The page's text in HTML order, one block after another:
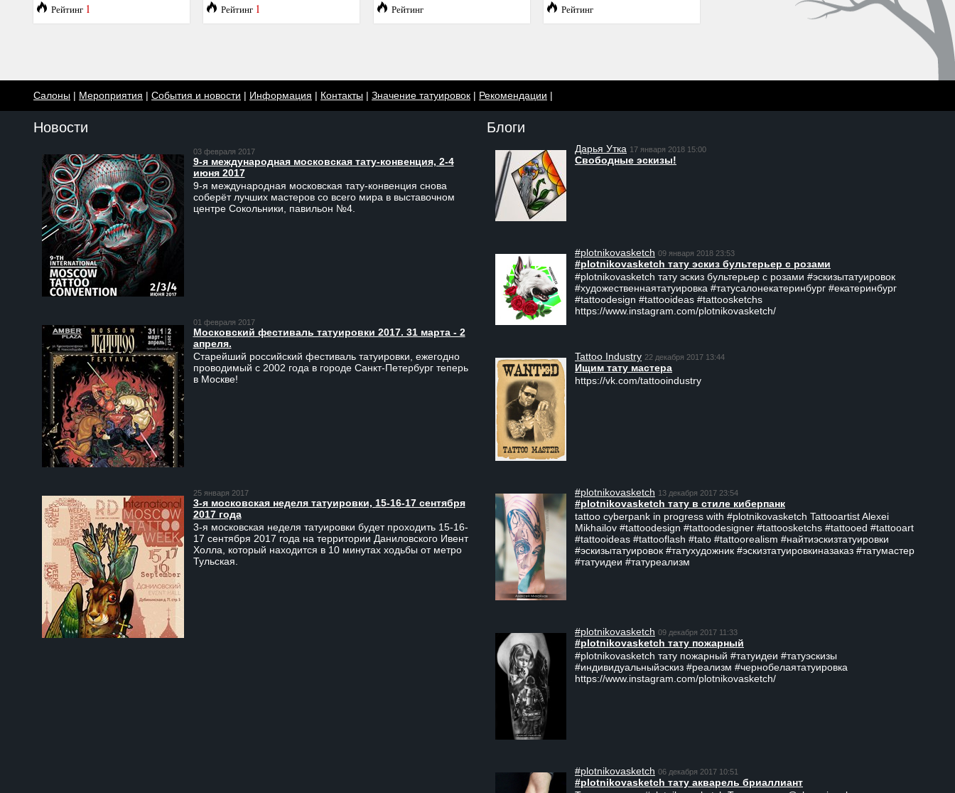
Рейтинг 1 Рейтинг 1 Рейтинг Рейтинг
Салоны | Мероприятия | События и новости | Информация | Контакты | Значение татуировок | Рекомендации |
Новости
03 февраля 2017
9-я международная московская тату-конвенция, 2-4
июня 2017
9-я международная московская тату-конвенция снова
соберёт лучших мастеров со всего мира в выставочном
центре Сокольники, павильон №4.
01 февраля 2017
Московский фестиваль татуировки 2017. 31 марта - 2
апреля.
Старейший российский фестиваль татуировки, ежегодно
проводимый с 2002 года в городе Санкт-Петербург теперь
в Москве!
25 января 2017
3-я московская неделя татуировки, 15-16-17 сентября
2017 года
3-я московская неделя татуировки будет проходить 15-16-
17 сентября 2017 года на территории Даниловского Ивент
Холла, который находится в 10 минутах ходьбы от метро
Тульская.
Блоги
Дарья Утка 17 января 2018 15:00
Свободные эскизы!
#plotnikovasketch 09 января 2018 23:53
#plotnikovasketch тату эскиз бультерьер с розами
#plotnikovasketch тату эскиз бультерьер с розами #эскизытатуировок
#художественнаятатуировка #татусалонекатеринбург #екатеринбург
#tattoodesign #tattooideas #tattoosketchs
https://www.instagram.com/plotnikovasketch/
Tattoo Industry 22 декабря 2017 13:44
Ищим тату мастера
https://vk.com/tattooindustry
#plotnikovasketch 13 декабря 2017 23:54
#plotnikovasketch тату в стиле киберпанк
tattoo cyberpank in progress with #plotnikovasketch Tattooartist Alexei
Mikhailov #tattoodesign #tattoodesigner #tattoosketchs #tattooed #tattooart
#tattooideas #tattooflash #tato #tattoorealism #найтиэскизтатуировки
#эскизытатуировок #татухудожник #эскизтатуировкиназаказ #татумастер
#татуидеи #татуреализм
#plotnikovasketch 09 декабря 2017 11:33
#plotnikovasketch тату пожарный
#plotnikovasketch тату пожарный #татуидеи #татуэскизы
#индивидуальныйэскиз #реализм #чернобелаятатуировка
https://www.instagram.com/plotnikovasketch/
#plotnikovasketch 06 декабря 2017 10:51
#plotnikovasketch тату акварель бриаллиант